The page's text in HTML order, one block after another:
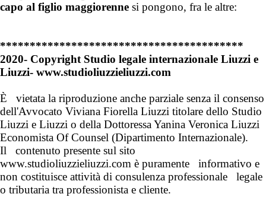
capo al figlio maggiorenne si pongono, fra le altre:
*****************************************
2020- Copyright Studio legale internazionale Liuzzi e
Liuzzi- www.studioliuzzieliuzzi.com
È vietata la riproduzione anche parziale senza il consenso
dell'Avvocato Viviana Fiorella Liuzzi titolare dello Studio
Liuzzi e Liuzzi o della Dottoressa Yanina Veronica Liuzzi
Economista Of Counsel (Dipartimento Internazionale).
Il contenuto presente sul sito
www.studioliuzzieliuzzi.com è puramente informativo e
non costituisce attività di consulenza professionale legale
o tributaria tra professionista e cliente.